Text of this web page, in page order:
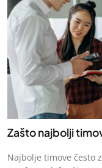
Zašto najbolji
Najbolje timove često